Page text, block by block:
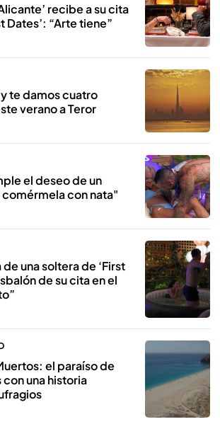
recibe a su cita
Dates’: “Arte tiene”
te damos cuatro
verano a Teror
el deseo de un
con nata"
una soltera de ‘First
de su cita en el
el paraíso de
una historia